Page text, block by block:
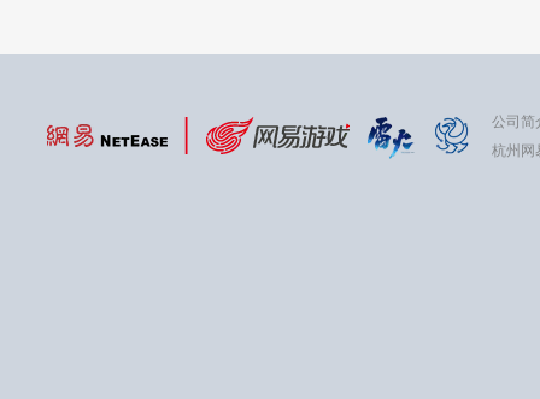
公司简
杭州